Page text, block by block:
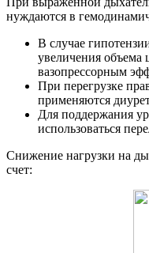
нуждаются в
В случае
увеличения объема
вазопрессорным
При перегрузке
применяются
Для поддержания
использоваться
Снижение нагрузки на
счет: